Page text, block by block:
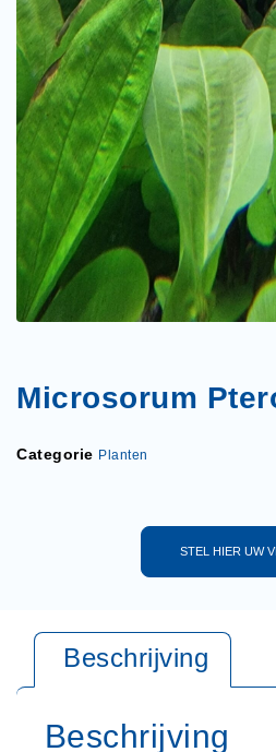
Microsorum
Categorie Planten
STEL HIER UW